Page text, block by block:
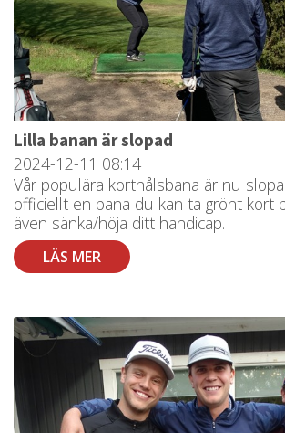
Lilla banan är slopad
2024-12-11 08:14
Vår populära korthålsbana är nu
officiellt en bana du kan ta grönt kort
även sänka/höja ditt handicap.
LÄS MER